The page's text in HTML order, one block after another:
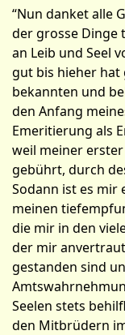
“Nun danket alle
der grosse Dinge
an Leib und Seel
gut bis hieher hat
bekannten und
den Anfang
Emeritierung als
weil meiner
gebührt, durch
Sodann ist es mir
meinen
die mir in den
der mir
gestanden sind
Seelen stets
den Mitbrüdern